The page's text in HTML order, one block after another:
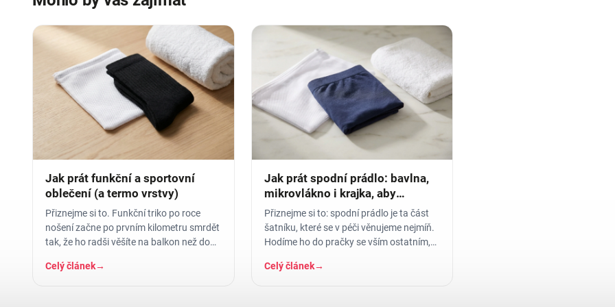
Jak prát funkční a sportovní
oblečení (a termo vrstvy)
Přiznejme si to. Funkční triko po roce
nošení začne po prvním kilometru smrdět
tak, že ho radši věšíte na balkon než do
Celý článek→
Jak prát spodní prádlo: bavlna,
mikrovlákno i krajka, aby
vydrželo
Přiznejme si to: spodní prádlo je ta část
šatníku, které se v péči věnujeme nejmíň.
Hodíme ho do pračky se vším ostatním,
Celý článek→